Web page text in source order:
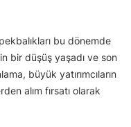
bu dönemde
bir düşüş yaşadı ve son
büyük yatırımcıların
alım fırsatı olarak